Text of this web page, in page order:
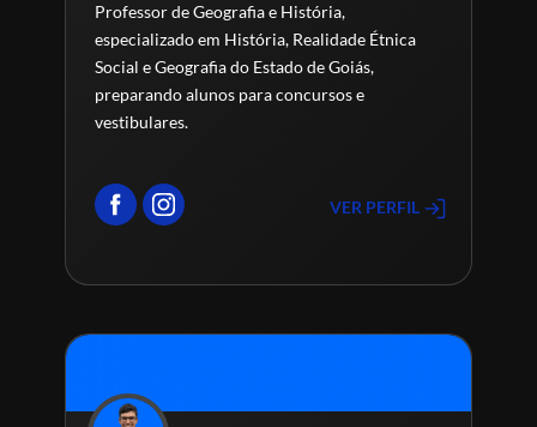
Professor de Geografia e História,
especializado em História, Realidade Étnica
Social e Geografia do Estado de Goiás,
preparando alunos para concursos e
vestibulares.
VER PERFIL